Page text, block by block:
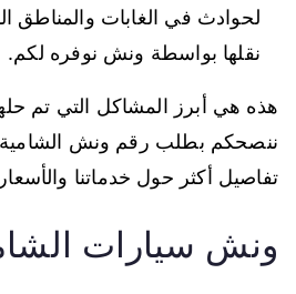
لحوادث في الغابات
نقلها بواسطة ونش نوفره لكم.
هذه هي أبرز المشاكل التي تم
ننصحكم بطلب رقم ونش
تفاصيل أكثر حول خدماتنا
ونش سيارات